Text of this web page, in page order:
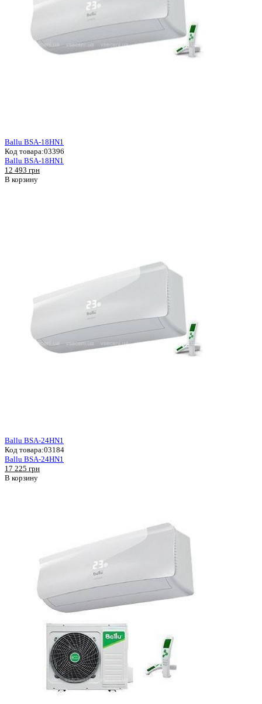
Ballu BSA-18HN1
Код товара:03396
Ballu BSA-18HN1
12 493 грн
В корзину
Ballu BSA-24HN1
Код товара:03184
Ballu BSA-24HN1
17 225 грн
В корзину